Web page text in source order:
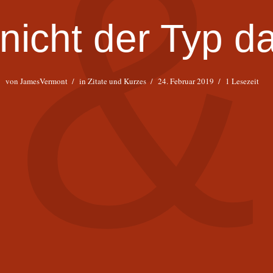
der Typ
von JamesVermont in Zitate und Kurzes 24. Februar 2019 1 Lesezeit